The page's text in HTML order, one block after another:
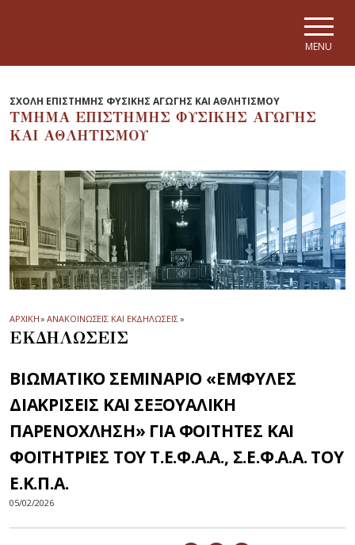
MENU
ΣΧΟΛΗ ΕΠΙΣΤΗΜΗΣ ΦΥΣΙΚΗΣ ΑΓΩΓΗΣ ΚΑΙ ΑΘΛΗΤΙΣΜΟΥ
ΤΜΗΜΑ ΕΠΙΣΤΗΜΗΣ ΦΥΣΙΚΗΣ ΑΓΩΓΗΣ
ΚΑΙ ΑΘΛΗΤΙΣΜΟΥ
ΑΡΧΙΚΗ» ΑΝΑΚΟΙΝΩΣΕΙΣ ΚΑΙ ΕΚΔΗΛΩΣΕΙΣ»
ΕΚΔΗΛΩΣΕΙΣ
ΒΙΩΜΑΤΙΚΟ ΣΕΜΙΝΑΡΙΟ «ΕΜΦΥΛΕΣ
ΔΙΑΚΡΙΣΕΙΣ ΚΑΙ ΣΕΞΟΥΑΛΙΚΗ
ΠΑΡΕΝΟΧΛΗΣΗ» ΓΙΑ ΦΟΙΤΗΤΕΣ ΚΑΙ
ΦΟΙΤΗΤΡΙΕΣ ΤΟΥ Τ.Ε.Φ.Α.Α., Σ.Ε.Φ.Α.Α. ΤΟΥ
Ε.Κ.Π.Α.
05/02/2026